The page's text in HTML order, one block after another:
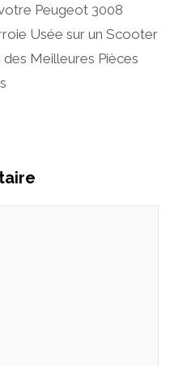
Peugeot 3008
Usée sur un Scooter
Meilleures Pièces